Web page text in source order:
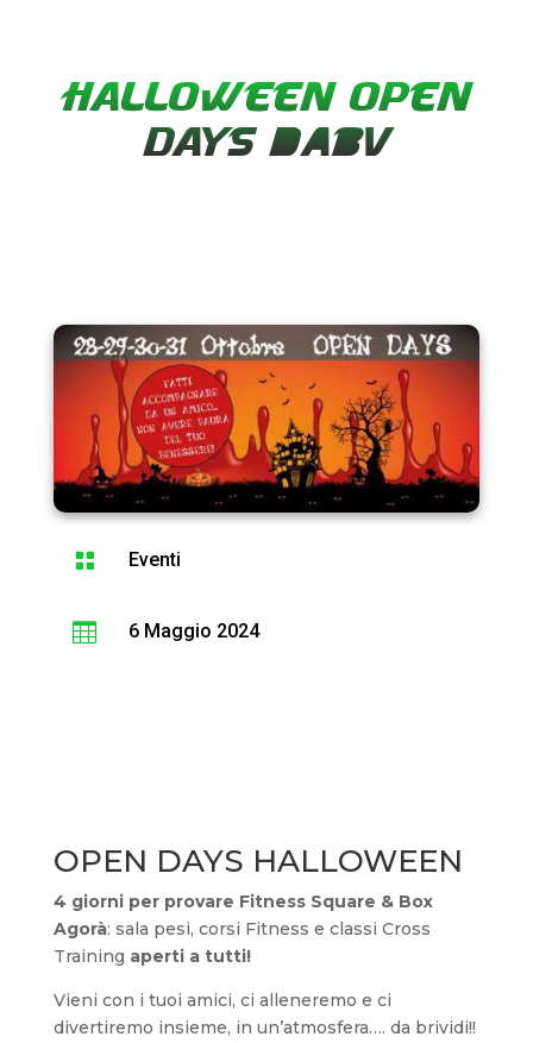
HALLOWEEN OPEN
DAYS 2017
 Eventi
 6 Maggio 2024
OPEN DAYS HALLOWEEN
4 giorni per provare Fitness Square & Box
Agorà: sala pesi, corsi Fitness e classi Cross
Training aperti a tutti!
Vieni con i tuoi amici, ci alleneremo e ci
divertiremo insieme, in un’atmosfera…. da brividi!!